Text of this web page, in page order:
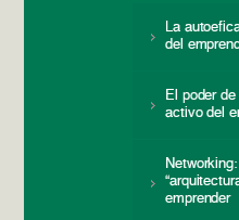
La
del
El poder
activo del
emprender